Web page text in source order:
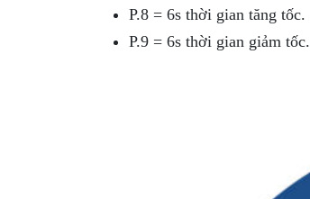
P.8 = 6s thời gian tăng tốc.
P.9 = 6s thời gian giảm tốc.